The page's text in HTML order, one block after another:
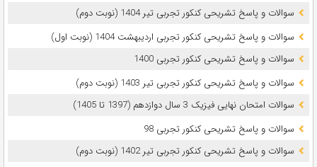
سوالات و پاسخ تشریحی کنکور تجربی تیر 1404 (نوبت دوم)
سوالات و پاسخ تشریحی کنکور تجربی اردیبهشت 1404 (نوبت اول)
سوالات و پاسخ تشریحی کنکور تجربی 1400
سوالات و پاسخ تشریحی کنکور تجربی تیر 1403 (نوبت دوم)
سوالات امتحان نهایی فیزیک 3 سال دوازدهم (1397 تا 1405)
سوالات و پاسخ تشریحی کنکور تجربی 98
سوالات و پاسخ تشریحی کنکور تجربی تیر 1402 (نوبت دوم)